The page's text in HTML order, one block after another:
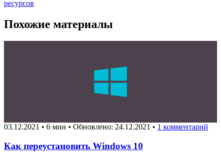
ресурсов
Похожие материалы
03.12.2021 • 6 мин • Обновлено: 24.12.2021 • 1 комментарий
Как переустановить Windows 10